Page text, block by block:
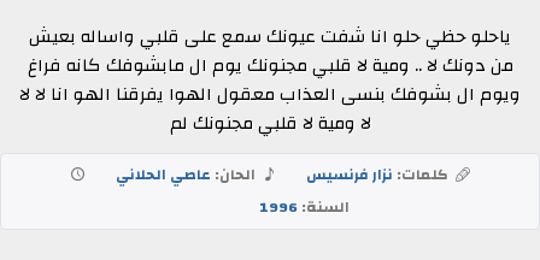
ياحلو حظي حلو انا شفت عيونك سمع على قلبي واساله بعيش
من دونك لا .. ومية لا قلبي مجنونك يوم ال مابشوفك كانه فراغ
ويوم ال بشوفك بنسى العذاب معقول الهوا يفرقنا الهو انا لا لا
لا ومية لا قلبي مجنونك لم
كلمات: نزار فرنسيس الحان: عاصي الحلاني
السنة:1996